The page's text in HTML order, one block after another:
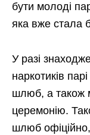
бути молоді
яка вже стала
У разі
наркотиків
шлюб, а також
церемонію.
шлюб